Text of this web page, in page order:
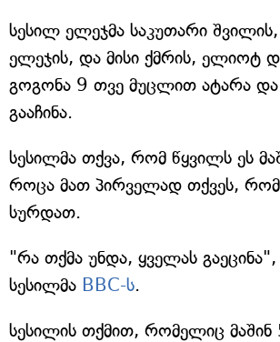
სესილ ელეჯმა საკუთარი
ელეჯის, და მისი ქმრის, ელიოტ
გოგონა 9 თვე მუცლით ატარა და
გააჩინა.
სესილმა თქვა, რომ წყვილს ეს
როცა მათ პირველად თქვეს, რომ
სურდათ.
"რა თქმა უნდა, ყველას
სესილმა BBC-ს.
სესილის თქმით, რომელიც